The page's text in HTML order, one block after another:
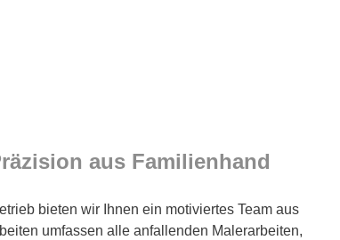
aus Familienhand
bieten wir Ihnen ein motiviertes Team aus
umfassen alle anfallenden Malerarbeiten,